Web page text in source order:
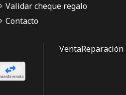
Validar cheque regalo
Contacto
VentaReparación